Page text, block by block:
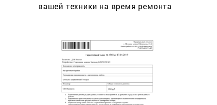
вашей техники на время ремонта